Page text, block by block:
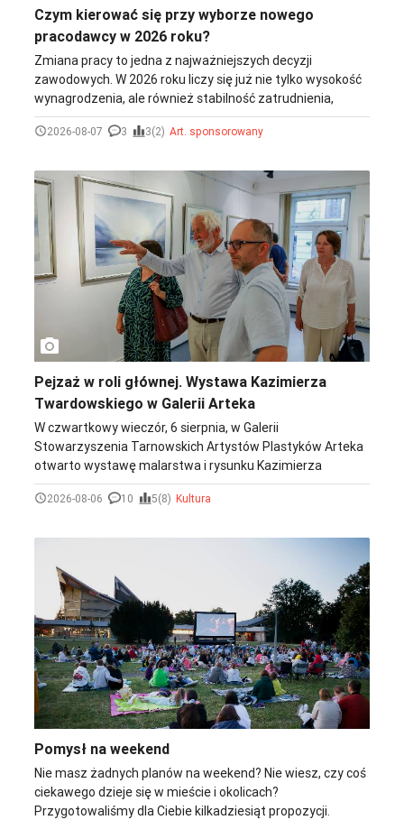
Czym kierować się przy wyborze nowego
pracodawcy w 2026 roku?
Zmiana pracy to jedna z najważniejszych decyzji
zawodowych. W 2026 roku liczy się już nie tylko wysokość
wynagrodzenia, ale również stabilność zatrudnienia,
możliwości rozwoju i kultura organizacyjna firmy. Zanim
przyjmiesz nową ofertę, poświęć chwilę na analizę
znalezienie miejsca, w którym będziesz rozwijać się
zawodowo i czuć satysfakcję z wykonywanej pracy.
2026-08-07 3 3(2) Art. sponsorowany
photo_camera
Pejzaż w roli głównej. Wystawa Kazimierza
Twardowskiego w Galerii Arteka
W czwartkowy wieczór, 6 sierpnia, w Galerii
Stowarzyszenia Tarnowskich Artystów Plastyków Arteka
otwarto wystawę malarstwa i rysunku Kazimierza
Twardowskiego. Artysta od lat czerpie inspirację z natury,
ukazując bogactwo krajobrazów, światła i zmieniających
właśnie akwarela najlepiej oddaje jego wrażliwość i
2026-08-06 10 5(8) Kultura
Pomysł na weekend
Nie masz żadnych planów na weekend? Nie wiesz, czy coś
ciekawego dzieje się w mieście i okolicach?
Przygotowaliśmy dla Ciebie kilkadziesiąt propozycji.